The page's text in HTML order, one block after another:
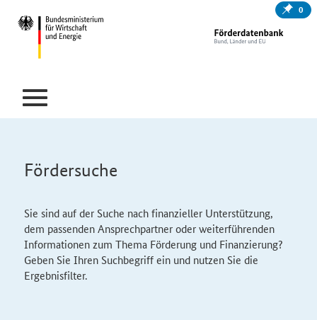
0
Fördersuche
Sie sind auf der Suche nach finanzieller Unterstützung,
dem passenden Ansprechpartner oder weiterführenden
Informationen zum Thema Förderung und Finanzierung?
Geben Sie Ihren Suchbegriff ein und nutzen Sie die
Ergebnisfilter.